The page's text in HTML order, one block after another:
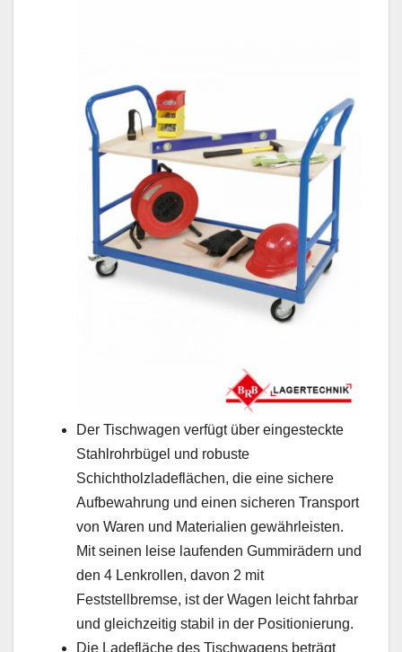
Der Tischwagen verfügt über eingesteckte
Stahlrohrbügel und robuste
Schichtholzladeflächen, die eine sichere
Aufbewahrung und einen sicheren Transport
von Waren und Materialien gewährleisten.
Mit seinen leise laufenden Gummirädern und
den 4 Lenkrollen, davon 2 mit
Feststellbremse, ist der Wagen leicht fahrbar
und gleichzeitig stabil in der Positionierung.
Die Ladefläche des Tischwagens beträgt